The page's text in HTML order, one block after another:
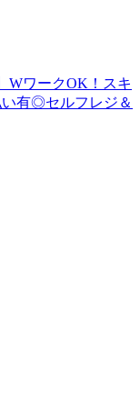
ワークOK！スキ
有◎セルフレジ＆